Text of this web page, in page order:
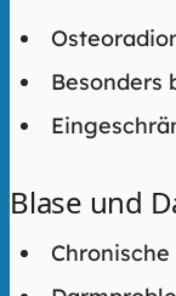
Besonders
Blase und